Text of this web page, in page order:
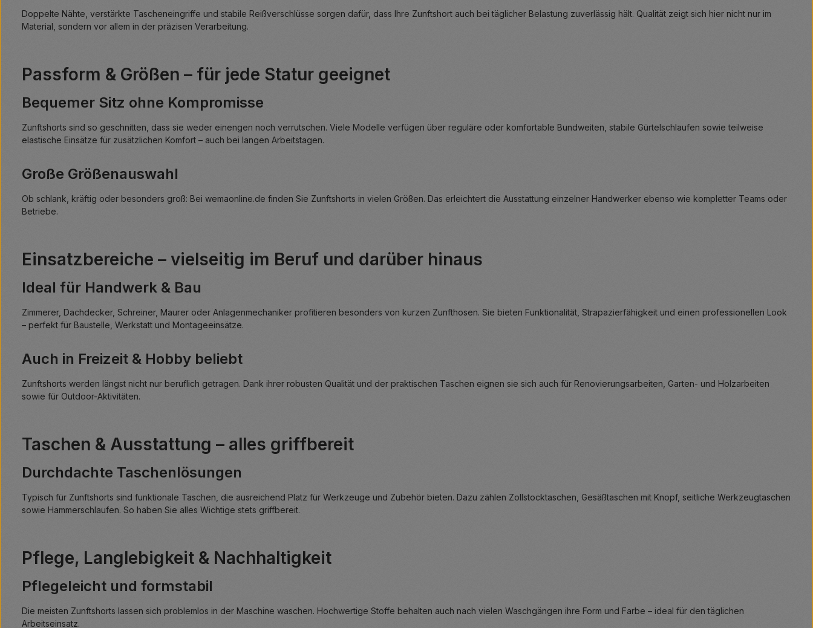
Doppelte Nähte, verstärkte Tascheneingriffe und stabile Reißverschlüsse sorgen dafür, dass Ihre Zunftshort auch bei täglicher Belastung zuverlässig hält. Qualität zeigt sich hier nicht nur im
Material, sondern vor allem in der präzisen Verarbeitung.
Passform & Größen – für jede Statur geeignet
Bequemer Sitz ohne Kompromisse
Zunftshorts sind so geschnitten, dass sie weder einengen noch verrutschen. Viele Modelle verfügen über reguläre oder komfortable Bundweiten, stabile Gürtelschlaufen sowie teilweise
elastische Einsätze für zusätzlichen Komfort – auch bei langen Arbeitstagen.
Große Größenauswahl
Ob schlank, kräftig oder besonders groß: Bei wemaonline.de finden Sie Zunftshorts in vielen Größen. Das erleichtert die Ausstattung einzelner Handwerker ebenso wie kompletter Teams oder
Betriebe.
Einsatzbereiche – vielseitig im Beruf und darüber hinaus
Ideal für Handwerk & Bau
Zimmerer, Dachdecker, Schreiner, Maurer oder Anlagenmechaniker profitieren besonders von kurzen Zunfthosen. Sie bieten Funktionalität, Strapazierfähigkeit und einen professionellen Look
– perfekt für Baustelle, Werkstatt und Montageeinsätze.
Auch in Freizeit & Hobby beliebt
Zunftshorts werden längst nicht nur beruflich getragen. Dank ihrer robusten Qualität und der praktischen Taschen eignen sie sich auch für Renovierungsarbeiten, Garten- und Holzarbeiten
sowie für Outdoor-Aktivitäten.
Taschen & Ausstattung – alles griffbereit
Durchdachte Taschenlösungen
Typisch für Zunftshorts sind funktionale Taschen, die ausreichend Platz für Werkzeuge und Zubehör bieten. Dazu zählen Zollstocktaschen, Gesäßtaschen mit Knopf, seitliche Werkzeugtaschen
sowie Hammerschlaufen. So haben Sie alles Wichtige stets griffbereit.
Pflege, Langlebigkeit & Nachhaltigkeit
Pflegeleicht und formstabil
Die meisten Zunftshorts lassen sich problemlos in der Maschine waschen. Hochwertige Stoffe behalten auch nach vielen Waschgängen ihre Form und Farbe – ideal für den täglichen
Arbeitseinsatz.